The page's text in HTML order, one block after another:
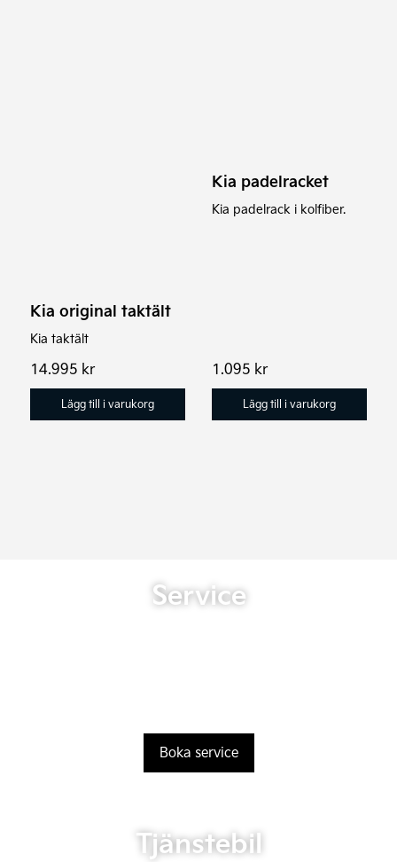
Kia original taktält
Kia taktält
14.995 kr
Lägg till i varukorg
Kia padelracket
Kia padelrack i kolfiber.
1.095 kr
Lägg till i varukorg
Service
Boka service
Tjänstebil